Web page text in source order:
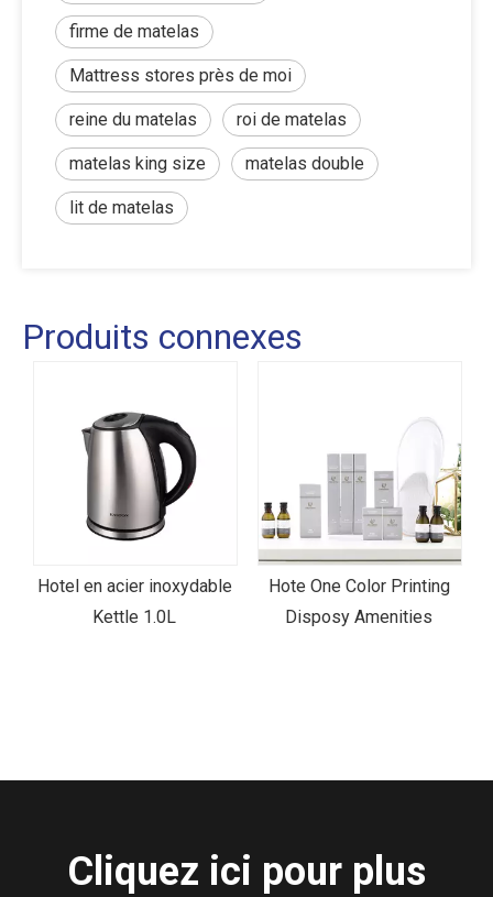
firme de matelas
Mattress stores près de moi
reine du matelas roi de matelas
matelas king size matelas double
lit de matelas
Produits connexes
Hotel en acier inoxydable
Kettle 1.0L
Hote One Color Printing
Disposy Amenities
Cliquez ici pour plus